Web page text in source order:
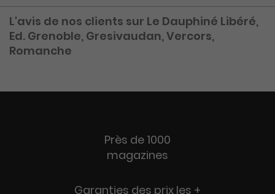
L'avis de nos clients sur Le Dauphiné Libéré,
Ed. Grenoble, Gresivaudan, Vercors,
Romanche
Près de 1000
magazines
Garanties des prix les +